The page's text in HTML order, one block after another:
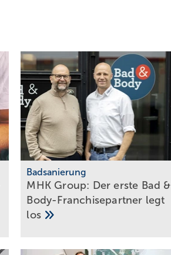
Badsanierung
MHK Group: Der erste Bad &
Body-Franchise­partner legt
los